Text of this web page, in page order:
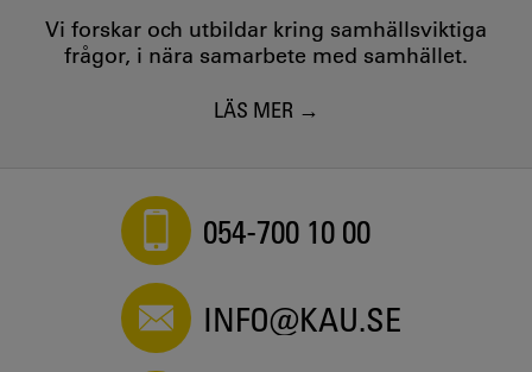
Vi forskar och utbildar kring samhällsviktiga
frågor, i nära samarbete med samhället.
LÄS MER
054-700 10 00
INFO@KAU.SE